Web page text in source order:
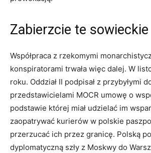
Zabierzcie te
Współpraca z rzekomymi
konspiratorami trwała więc dalej. W
roku. Oddział II podpisał z przybyłymi
przedstawicielami MOCR umowę o
podstawie której miał udzielać im
zaopatrywać kurierów w polskie
przerzucać ich przez granicę. Polską
dyplomatyczną szły z Moskwy do